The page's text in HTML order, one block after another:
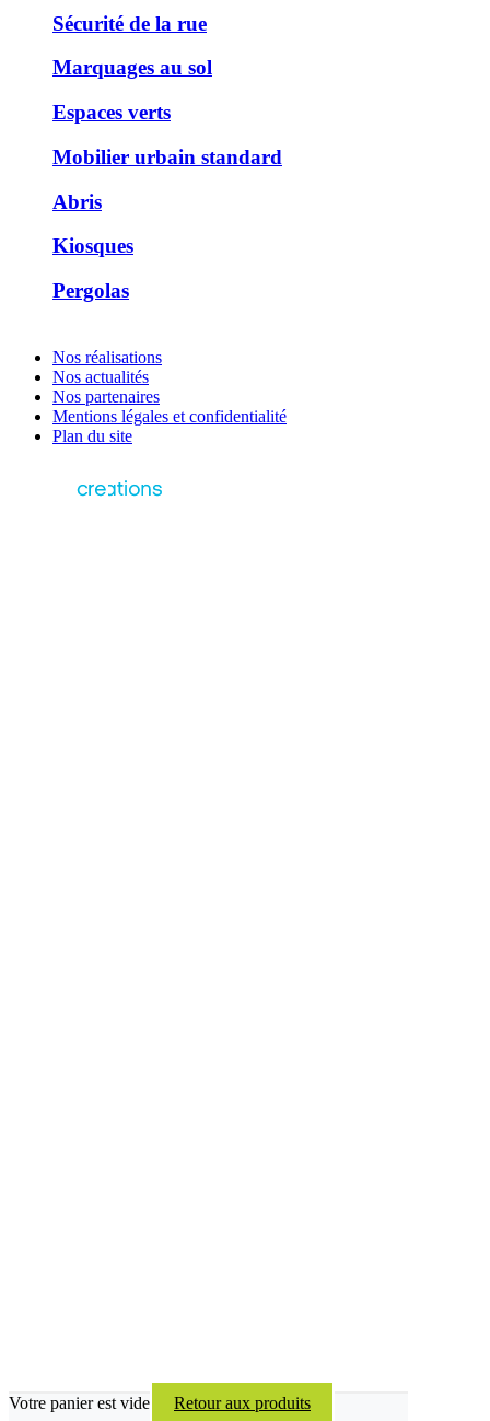
Sécurité de la rue
Marquages au sol
Espaces verts
Mobilier urbain standard
Abris
Kiosques
Pergolas
Nos réalisations
Nos actualités
Nos partenaires
Mentions légales et confidentialité
Plan du site
Votre panier est vide Retour aux produits